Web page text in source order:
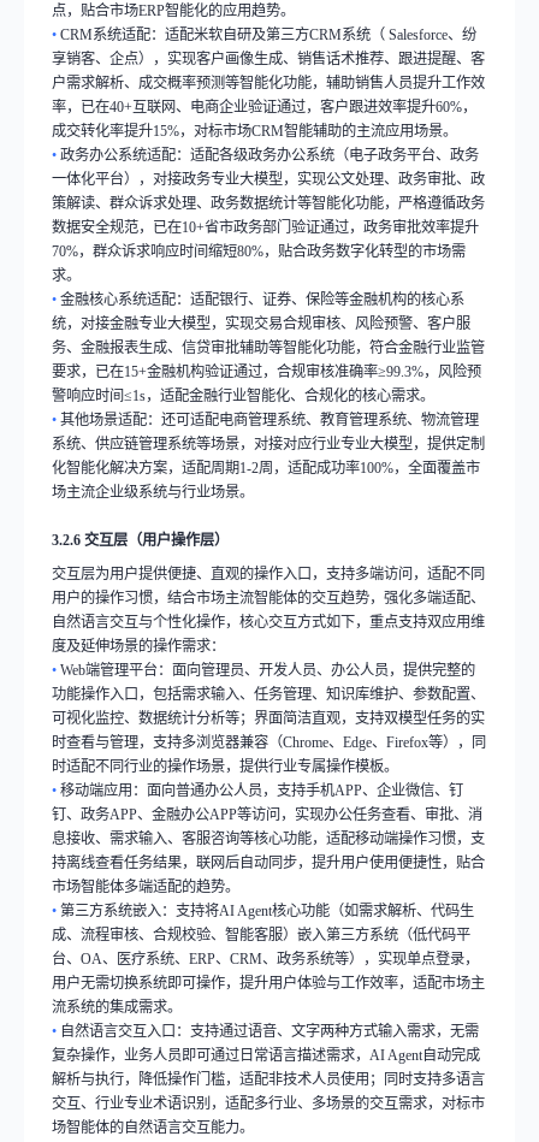
点，贴合市场ERP智能化的应用趋势。
• CRM系统适配：适配米软自研及第三方CRM系统（Salesforce、纷
享销客、企点），实现客户画像生成、销售话术推荐、跟进提醒、客
户需求解析、成交概率预测等智能化功能，辅助销售人员提升工作效
率，已在40+互联网、电商企业验证通过，客户跟进效率提升60%，
成交转化率提升15%，对标市场CRM智能辅助的主流应用场景。
• 政务办公系统适配：适配各级政务办公系统（电子政务平台、政务
一体化平台），对接政务专业大模型，实现公文处理、政务审批、政
策解读、群众诉求处理、政务数据统计等智能化功能，严格遵循政务
数据安全规范，已在10+省市政务部门验证通过，政务审批效率提升
70%，群众诉求响应时间缩短80%，贴合政务数字化转型的市场需
求。
• 金融核心系统适配：适配银行、证券、保险等金融机构的核心系
统，对接金融专业大模型，实现交易合规审核、风险预警、客户服
务、金融报表生成、信贷审批辅助等智能化功能，符合金融行业监管
要求，已在15+金融机构验证通过，合规审核准确率≥99.3%，风险预
警响应时间≤1s，适配金融行业智能化、合规化的核心需求。
• 其他场景适配：还可适配电商管理系统、教育管理系统、物流管理
系统、供应链管理系统等场景，对接对应行业专业大模型，提供定制
化智能化解决方案，适配周期1-2周，适配成功率100%，全面覆盖市
场主流企业级系统与行业场景。
3.2.6交互层（用户操作层）
交互层为用户提供便捷、直观的操作入口，支持多端访问，适配不同
用户的操作习惯，结合市场主流智能体的交互趋势，强化多端适配、
自然语言交互与个性化操作，核心交互方式如下，重点支持双应用维
度及延伸场景的操作需求：
• Web端管理平台：面向管理员、开发人员、办公人员，提供完整的
功能操作入口，包括需求输入、任务管理、知识库维护、参数配置、
可视化监控、数据统计分析等；界面简洁直观，支持双模型任务的实
时查看与管理，支持多浏览器兼容（Chrome、Edge、Firefox等），同
时适配不同行业的操作场景，提供行业专属操作模板。
• 移动端应用：面向普通办公人员，支持手机APP、企业微信、钉
钉、政务APP、金融办公APP等访问，实现办公任务查看、审批、消
息接收、需求输入、客服咨询等核心功能，适配移动端操作习惯，支
持离线查看任务结果，联网后自动同步，提升用户使用便捷性，贴合
市场智能体多端适配的趋势。
• 第三方系统嵌入：支持将AI Agent核心功能（如需求解析、代码生
成、流程审核、合规校验、智能客服）嵌入第三方系统（低代码平
台、OA、医疗系统、ERP、CRM、政务系统等），实现单点登录，
用户无需切换系统即可操作，提升用户体验与工作效率，适配市场主
流系统的集成需求。
• 自然语言交互入口：支持通过语音、文字两种方式输入需求，无需
复杂操作，业务人员即可通过日常语言描述需求，AI Agent自动完成
解析与执行，降低操作门槛，适配非技术人员使用；同时支持多语言
交互、行业专业术语识别，适配多行业、多场景的交互需求，对标市
场智能体的自然语言交互能力。